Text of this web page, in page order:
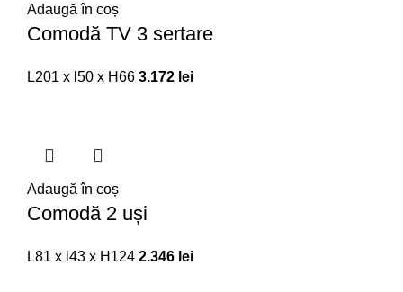
Adaugă în coș
Comodă TV 3 sertare
L201 x l50 x H66 3.172 lei
Adaugă în coș
Comodă 2 uși
L81 x l43 x H124 2.346 lei